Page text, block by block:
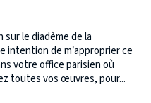
le diadème de la
intention de m’approprier ce
votre office parisien où
toutes vos œuvres, pour...